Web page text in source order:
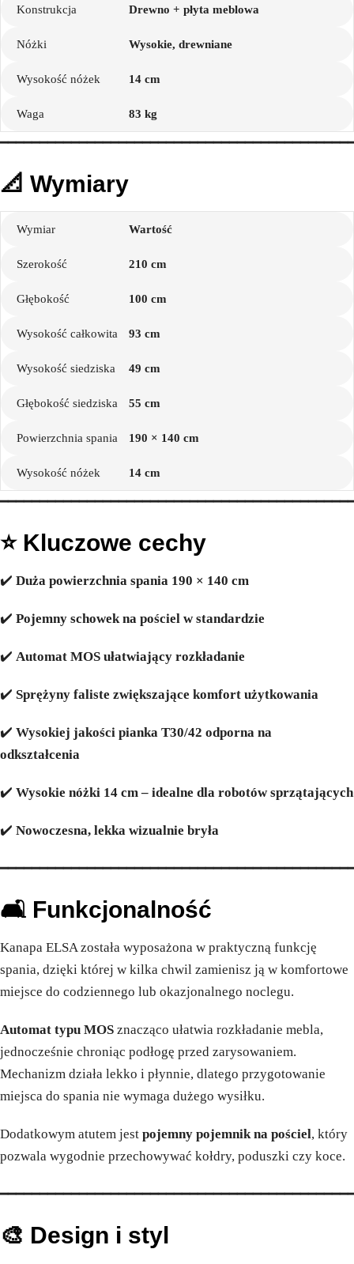
Konstrukcja Drewno + płyta meblowa
Nóżki Wysokie, drewniane
Wysokość nóżek 14 cm
Waga 83 kg
📐 Wymiary
Wymiar Wartość
Szerokość 210 cm
Głębokość 100 cm
Wysokość całkowita 93 cm
Wysokość siedziska 49 cm
Głębokość siedziska 55 cm
Powierzchnia spania 190 × 140 cm
Wysokość nóżek 14 cm
⭐ Kluczowe cechy
✔️ Duża powierzchnia spania 190 × 140 cm
✔️ Pojemny schowek na pościel w standardzie
✔️ Automat MOS ułatwiający rozkładanie
✔️ Sprężyny faliste zwiększające komfort użytkowania
✔️ Wysokiej jakości pianka T30/42 odporna na
odkształcenia
✔️ Wysokie nóżki 14 cm – idealne dla robotów sprzątających
✔️ Nowoczesna, lekka wizualnie bryła
🛋️ Funkcjonalność
Kanapa ELSA została wyposażona w praktyczną funkcję
spania, dzięki której w kilka chwil zamienisz ją w komfortowe
miejsce do codziennego lub okazjonalnego noclegu.
Automat typu MOS znacząco ułatwia rozkładanie mebla,
jednocześnie chroniąc podłogę przed zarysowaniem.
Mechanizm działa lekko i płynnie, dlatego przygotowanie
miejsca do spania nie wymaga dużego wysiłku.
Dodatkowym atutem jest pojemny pojemnik na pościel, który
pozwala wygodnie przechowywać kołdry, poduszki czy koce.
🎨 Design i styl